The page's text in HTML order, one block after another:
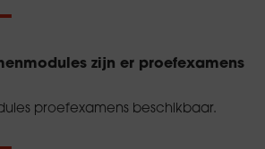
zijn er proefexamens
proefexamens beschikbaar.